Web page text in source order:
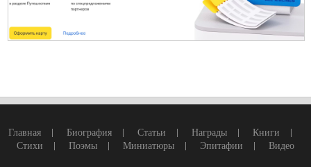
Главная | Биография | Статьи | Награды | Книги |
Стихи | Поэмы | Миниатюры | Эпитафии | Видео